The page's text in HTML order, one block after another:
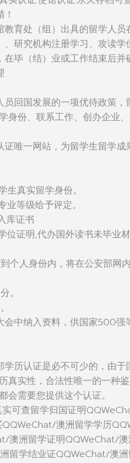
育处（组）出具的留学人员
研究机构注册学习、攻读学
毕（结）业或工作结束后并
员回国发展的一项优待政策
身份、联系工作、创办企业
唯一网站，为留学生留学
真实留学身份。
等级给予评定。
库证书
位证明,代办国外读书未毕业
个人身份内，将在公安部网
。
中纳入资料，供国家500强
历认证是必不可少的，由于
真实性，合法性唯一的一种
需要您提供这个认证。
可查留学归国证明
澳洲留学学历
澳洲留学证明QQWeChat/
留学结业证QQWeChat/澳